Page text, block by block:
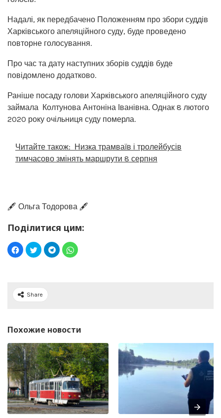
Надалі, як передбачено Положенням про збори суддів
Харківського апеляційного суду, буде проведено
повторне голосування.
Про час та дату наступних зборів суддів буде
повідомлено додатково.
Раніше посаду голови Харківського апеляційного суду
займала Колтунова Антоніна Іванівна. Однак 8 лютого
2020 року очільниця суду померла.
Читайте також: Низка трамваїв і тролейбусів
тимчасово змінять маршрути 8 серпня
🖋️ Ольга Тодорова 🖋️
Поділитися цим:
Share
Похожие новости